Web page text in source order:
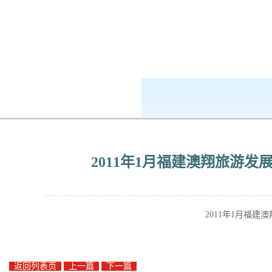
2011年1月福建澳翔旅游发
2011年1月福建
返回列表页 上一篇 下一篇